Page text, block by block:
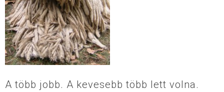
A több jobb. A kevesebb több lett volna.